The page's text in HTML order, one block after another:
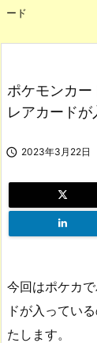
ード
ポケモンカ
レアカードが
 2023年3月22日
今回はポケカ
ドが入ってい
たします。